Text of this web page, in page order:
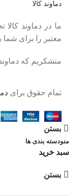
دماوند کالا
معتبر را برای شما
متشکریم که
تمام حقوق برای
بستن
منودسته بندی ها
سبد خرید
بستن